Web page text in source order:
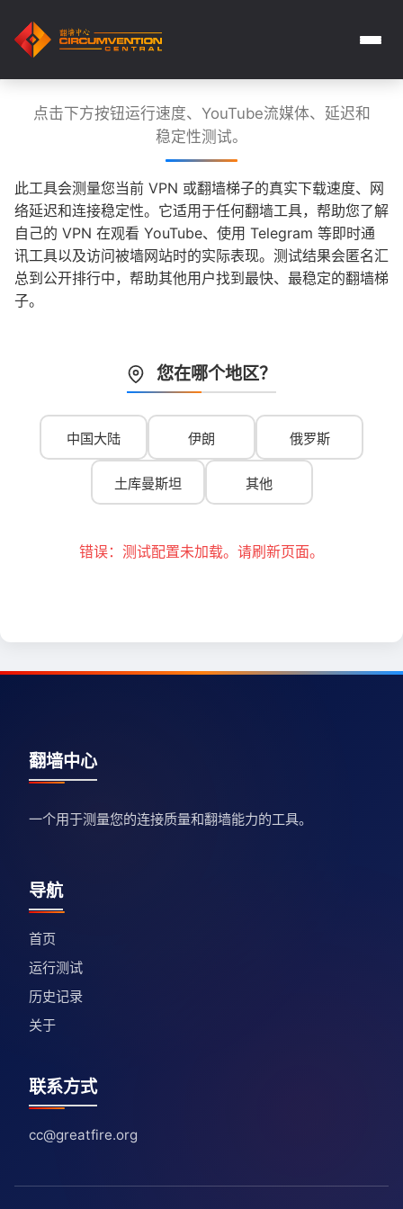
点击下方按钮运行速度、YouTube流媒体、延迟和
稳定性测试。
此工具会测量您当前 VPN 或翻墙梯子的真实下载速度、网
络延迟和连接稳定性。它适用于任何翻墙工具，帮助您了解
自己的 VPN 在观看 YouTube、使用 Telegram 等即时通
讯工具以及访问被墙网站时的实际表现。测试结果会匿名汇
总到公开排行中，帮助其他用户找到最快、最稳定的翻墙梯
子。
您在哪个地区？
中国大陆 伊朗 俄罗斯
土库曼斯坦 其他
错误：测试配置未加载。请刷新页面。
翻墙中心
一个用于测量您的连接质量和翻墙能力的工具。
导航
首页
运行测试
历史记录
关于
联系方式
cc@greatfire.org